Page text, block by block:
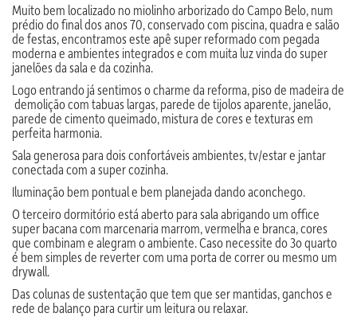
Muito bem localizado no miolinho arborizado do Campo Belo, num
prédio do final dos anos 70, conservado com piscina, quadra e salão
de festas, encontramos este apê super reformado com pegada
moderna e ambientes integrados e com muita luz vinda do super
janelões da sala e da cozinha.
Logo entrando já sentimos o charme da reforma, piso de madeira de
demolição com tabuas largas, parede de tijolos aparente, janelão,
parede de cimento queimado, mistura de cores e texturas em
perfeita harmonia.
Sala generosa para dois confortáveis ambientes, tv/estar e jantar
conectada com a super cozinha.
Iluminação bem pontual e bem planejada dando aconchego.
O terceiro dormitório está aberto para sala abrigando um office
super bacana com marcenaria marrom, vermelha e branca, cores
que combinam e alegram o ambiente. Caso necessite do 3o quarto
é bem simples de reverter com uma porta de correr ou mesmo um
drywall.
Das colunas de sustentação que tem que ser mantidas, ganchos e
rede de balanço para curtir um leitura ou relaxar.